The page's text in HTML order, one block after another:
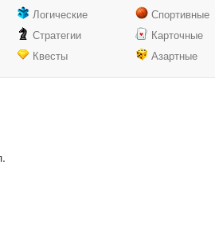
Логические
Стратегии
Квесты
Спортивные
Карточные
Азартные